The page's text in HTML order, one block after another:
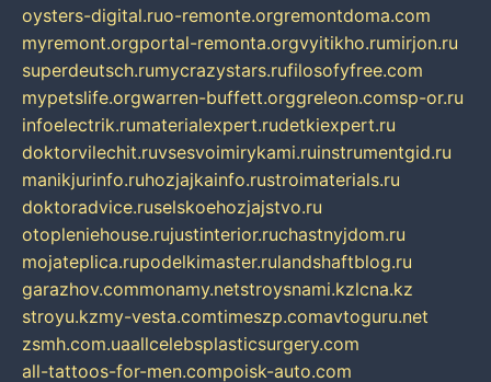
oysters-digital.ruo-remonte.orgremontdoma.com
myremont.orgportal-remonta.orgvyitikho.rumirjon.ru
superdeutsch.rumycrazystars.rufilosofyfree.com
mypetslife.orgwarren-buffett.orggreleon.comsp-or.ru
infoelectrik.rumaterialexpert.rudetkiexpert.ru
doktorvilechit.ruvsesvoimirykami.ruinstrumentgid.ru
manikjurinfo.ruhozjajkainfo.rustroimaterials.ru
doktoradvice.ruselskoehozjajstvo.ru
otopleniehouse.rujustinterior.ruchastnyjdom.ru
mojateplica.rupodelkimaster.rulandshaftblog.ru
garazhov.commonamy.netstroysnami.kzlcna.kz
stroyu.kzmy-vesta.comtimeszp.comavtoguru.net
zsmh.com.uaallcelebsplasticsurgery.com
all-tattoos-for-men.compoisk-auto.com